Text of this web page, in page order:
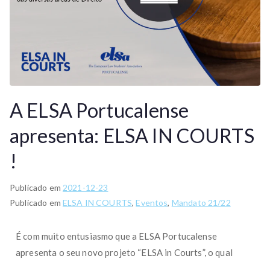
A ELSA Portucalense
apresenta: ELSA IN COURTS
!
Publicado em 2021-12-23
Publicado em ELSA IN COURTS,Eventos, Mandato 21/22
É com muito entusiasmo que a ELSA Portucalense
apresenta o seu novo projeto “ELSA in Courts”, o qual